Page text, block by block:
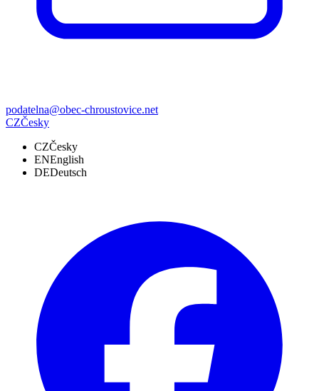
podatelna@obec-chroustovice.net
CZČesky
CZČesky
ENEnglish
DEDeutsch